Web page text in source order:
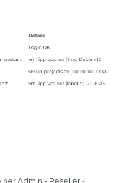
Admin - Reseller -